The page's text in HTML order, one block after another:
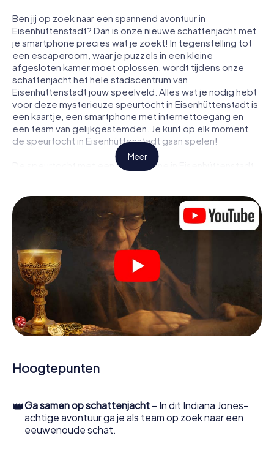
Ben jij op zoek naar een spannend avontuur in
Eisenhüttenstadt? Dan is onze nieuwe schattenjacht met
je smartphone precies wat je zoekt! In tegenstelling tot
een escaperoom, waar je puzzels in een kleine
afgesloten kamer moet oplossen, wordt tijdens onze
schattenjacht het hele stadscentrum van
Eisenhüttenstadt jouw speelveld. Alles wat je nodig hebt
voor deze mysterieuze speurtocht in Eisenhüttenstadt is
een kaartje, een smartphone met internettoegang en
een team van gelijkgestemden. Je kunt op elk moment
de speurtocht in Eisenhüttenstadt gaan spelen!
De speurtocht met een smartphone in Eisenhüttenstadt
speurtocht verloopt. Vervolgens worden de rollen
verdeeld. Wie in jouw team is een geboren speurder?
Wie is een echte avonturier? En wie heeft het in zich om
een code te kraken? Bij onze escape game in
Eisenhüttenstadt garanderen wij dat elke speler de juiste
rol vindt.
Zodra de rollen zijn toegewezen, kan de speurtocht
beginnen. Op verschillende locaties in de stad kraak je
gecodeerde berichten, los je lastige logische raadsels
op en zoek je naar bewijs. Jouw smartphone is je meest
cruciale opsporingsinstrument: met onze app kun je
bewijs verzamelen en veilig door Eisenhüttenstadt
navigeren.
het spannende verhaal en al snel zul je beseffen dat de
kostbare schat slechts een paar stappen verwijderd is.
Meer
Hoogtepunten
👑Ga samen op schattenjacht – In dit Indiana Jones-
achtige avontuur ga je als team op zoek naar een
eeuwenoude schat.